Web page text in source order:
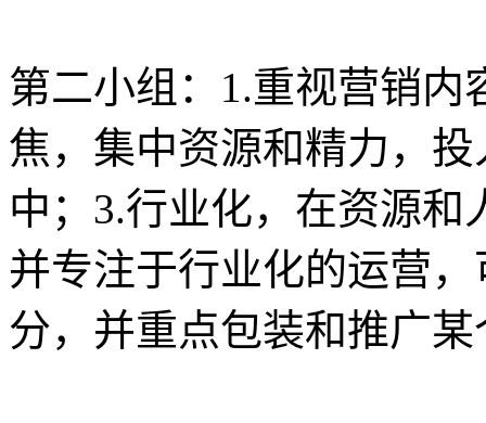
第二小组：1.重视营销
焦，集中资源和精力，
中；3.行业化，在资源
并专注于行业化的运营
分，并重点包装和推广